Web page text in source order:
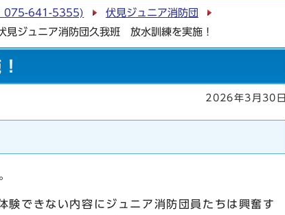
075-641-5355)
伏見ジュニア消防団
見ジュニア消防団久我班 放水訓練を実施！
2026年3月30日
できない内容にジュニア消防団員たちは興奮す